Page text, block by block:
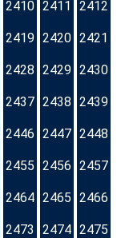
2410 2411 2412
2419 2420 2421
2428 2429 2430
2437 2438 2439
2446 2447 2448
2455 2456 2457
2464 2465 2466
2473 2474 2475